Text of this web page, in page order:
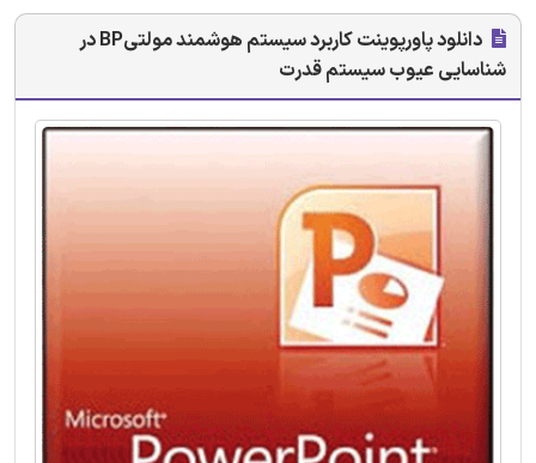
دانلود پاورپوینت کاربرد سیستم هوشمند مولتیBP در
شناسایی عیوب سیستم قدرت